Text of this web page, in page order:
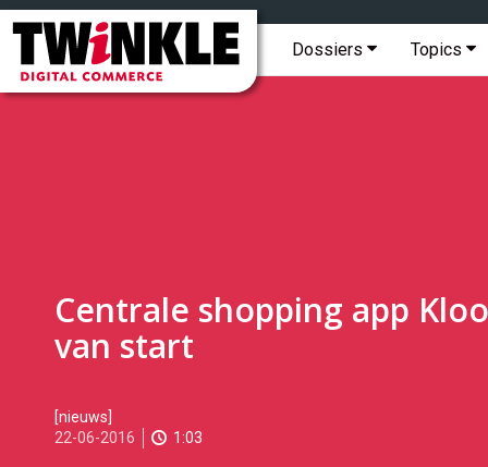
Twinkle
Digital
Commerce
Hoofdmenu
Dossiers Topics
Topmenu
Centrale shopping app
van start
2016-
06-
[nieuws]
22-06-2016
1:03